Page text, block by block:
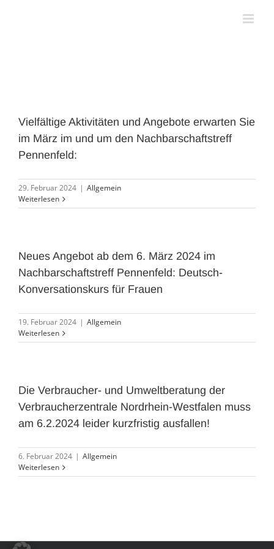
Vielfältige Aktivitäten und Angebote erwarten Sie
im März im und um den Nachbarschaftstreff
Pennenfeld:
29. Februar 2024 | Allgemein
Weiterlesen
Neues Angebot ab dem 6. März 2024 im
Nachbarschaftstreff Pennenfeld: Deutsch-
Konversationskurs für Frauen
19. Februar 2024 | Allgemein
Weiterlesen
Die Verbraucher- und Umweltberatung der
Verbraucherzentrale Nordrhein-Westfalen muss
am 6.2.2024 leider kurzfristig ausfallen!
6. Februar 2024 | Allgemein
Weiterlesen